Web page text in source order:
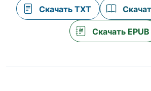
Скачать TXT
Скачать EPUB